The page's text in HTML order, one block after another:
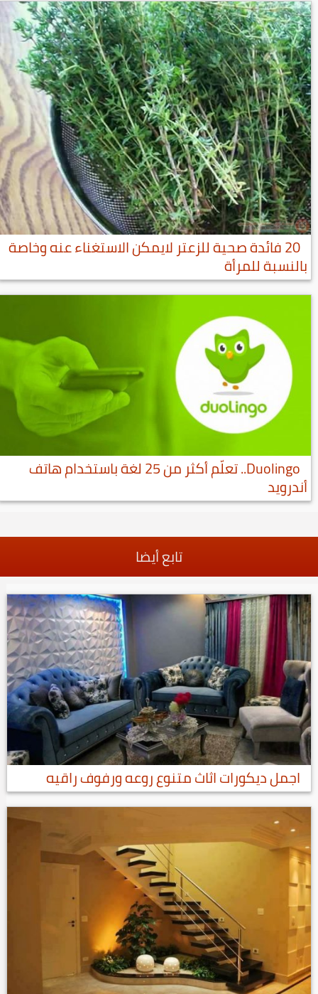
20 فائدة صحية للزعتر لايمكن الاستغناء عنه وخاصة
بالنسبة للمرأة
Duolingo.. تعلّم أكثر من 25 لغة باستخدام هاتف
أندرويد
تابع أيضا
اجمل ديكورات اثاث متنوع روعه ورفوف راقيه